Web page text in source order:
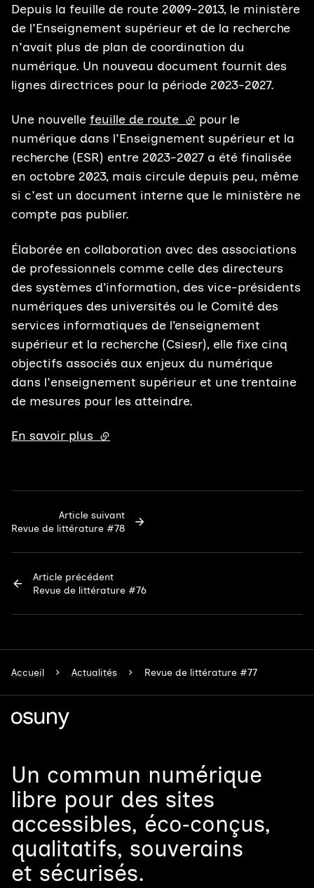
Depuis la feuille de route 2009-2013, le ministère
de l'Enseignement supérieur et de la recherche
n'avait plus de plan de coordination du
numérique. Un nouveau document fournit des
lignes directrices pour la période 2023-2027.
Une nouvelle feuille de route (lien externe)
pour le
numérique dans l'Enseignement supérieur et la
recherche (ESR) entre 2023-2027 a été finalisée
en octobre 2023, mais circule depuis peu, même
si c'est un document interne que le ministère ne
compte pas publier.
Élaborée en collaboration avec des associations
de professionnels comme celle des directeurs
des systèmes d’information, des vice-présidents
numériques des universités ou le Comité des
services informatiques de l’enseignement
supérieur et la recherche (Csiesr), elle fixe cinq
objectifs associés aux enjeux du numérique
dans l'enseignement supérieur et une trentaine
de mesures pour les atteindre.
En savoir plus (lien externe)
Article précédent
Revue de littérature #76
Article suivant
Revue de littérature #78
Accueil Actualités Revue de littérature #77
Un commun numérique
libre pour des sites
accessibles, éco‑conçus,
qualitatifs, souverains
et sécurisés.